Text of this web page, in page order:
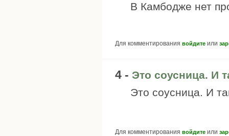
В Камбодже нет
Для комментирования войдите или
4 - Это соусница. И
Это соусница. И
Для комментирования войдите или